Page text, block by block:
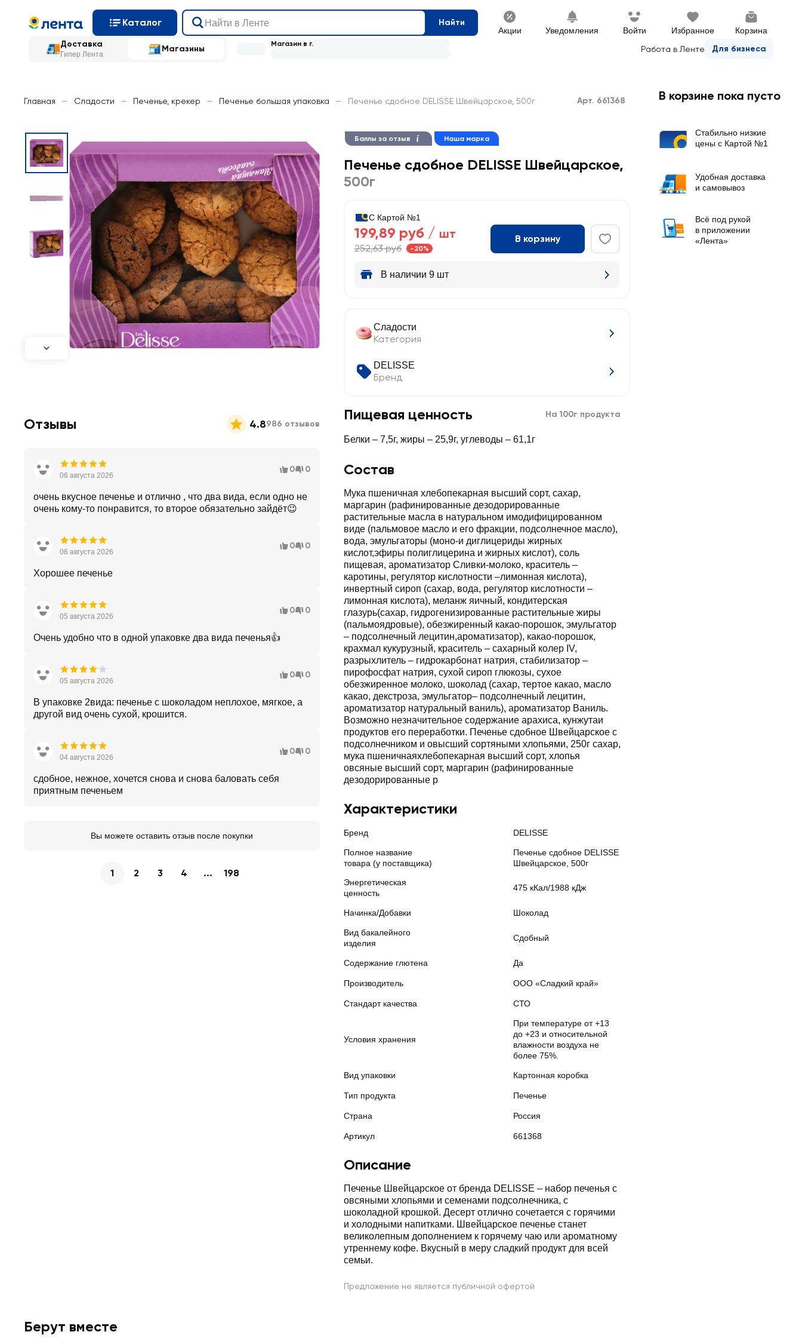
Каталог Найти
Акции Уведомления Войти Избранное Корзина
Доставка
Гипер Лента
Магазины Работа в Ленте Для бизнеса
Магазин в г.
Главная — Сладости — Печенье, крекер — Печенье большая упаковка — Печенье сдобное DELISSE Швейцарское, 500г Арт. 661368
Баллы за отзыв Наша марка
Печенье сдобное DELISSE Швейцарское,
500г
С Картой №1
199,89 руб / шт
252,63 руб -20%
В корзину
В наличии 9 шт
Сладости
Категория
DELISSE
Бренд
Пищевая ценность На 100г продукта
Белки – 7,5г, жиры – 25,9г, углеводы – 61,1г
Состав
Мука пшеничная хлебопекарная высший сорт, сахар,
маргарин (рафинированные дезодорированные
растительные масла в натуральном имодифицированном
виде (пальмовое масло и его фракции, подсолнечное масло),
вода, эмульгаторы (моно-и диглицериды жирных
кислот,эфиры полиглицерина и жирных кислот), соль
пищевая, ароматизатор Сливки-молоко, краситель –
каротины, регулятор кислотности –лимонная кислота),
инвертный сироп (сахар, вода, регулятор кислотности –
лимонная кислота), меланж яичный, кондитерская
глазурь(сахар, гидрогенизированные растительные жиры
(пальмоядровые), обезжиренный какао-порошок, эмульгатор
– подсолнечный лецитин,ароматизатор), какао-порошок,
крахмал кукурузный, краситель – сахарный колер IV,
разрыхлитель – гидрокарбонат натрия, стабилизатор –
пирофосфат натрия, сухой сироп глюкозы, сухое
обезжиренное молоко, шоколад (сахар, тертое какао, масло
какао, декстроза, эмульгатор– подсолнечный лецитин,
ароматизатор натуральный ваниль), ароматизатор Ваниль.
Возможно незначительное содержание арахиса, кунжутаи
продуктов его переработки. Печенье сдобное Швейцарское с
подсолнечником и овысший сортяными хлопьями, 250г сахар,
мука пшеничнаяхлебопекарная высший сорт, хлопья
овсяные высший сорт, маргарин (рафинированные
дезодорированные р
Характеристики
Бренд DELISSE
Полное название
товара (у поставщика)
Печенье сдобное DELISSE
Швейцарское, 500г
Энергетическая
ценность
475 кКал/1988 кДж
Начинка/Добавки Шоколад
Вид бакалейного
изделия
Сдобный
Содержание глютена Да
Производитель ООО «Сладкий край»
Стандарт качества СТО
Условия хранения
При температуре от +13
до +23 и относительной
влажности воздуха не
более 75%.
Вид упаковки Картонная коробка
Тип продукта Печенье
Страна Россия
Артикул 661368
Описание
Печенье Швейцарское от бренда DELISSE – набор печенья с
овсяными хлопьями и семенами подсолнечника, с
шоколадной крошкой. Десерт отлично сочетается с горячими
и холодными напитками. Швейцарское печенье станет
великолепным дополнением к горячему чаю или ароматному
утреннему кофе. Вкусный в меру сладкий продукт для всей
семьи.
Предложение не является публичной офертой
Отзывы 4.8986 отзывов
06 августа 2026
0 0
очень вкусное печенье и отлично , что два вида, если одно не
очень кому-то понравится, то второе обязательно зайдёт😉
06 августа 2026
0 0
Хорошее печенье
05 августа 2026
0 0
Очень удобно что в одной упаковке два вида печенья👍
05 августа 2026
0 0
В упаковке 2вида: печенье с шоколадом неплохое, мягкое, а
другой вид очень сухой, крошится.
04 августа 2026
0 0
сдобное, нежное, хочется снова и снова баловать себя
приятным печеньем
Вы можете оставить отзыв после покупки
1 2 3 4 ... 198
Берут вместе
В корзине пока пусто
Стабильно низкие
цены с Картой №1
Удобная доставка
и самовывоз
Всё под рукой
в приложении
«Лента»